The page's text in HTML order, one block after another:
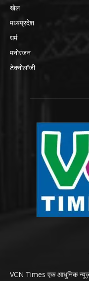
खेल
मध्यप्रदेश
धर्म
मनोरंजन
टेक्नोलॉजी
VCN Times एक आधुनिक न्यूज़